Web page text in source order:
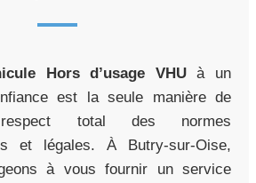
Hors d’usage VHUà un
est la seule manière de
total des normes
et légales. À Butry-sur-Oise,
à vous fournir un service